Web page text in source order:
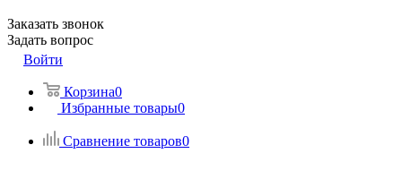
Заказать звонок
Задать вопрос
Войти
Корзина0
Избранные товары0
Сравнение товаров0